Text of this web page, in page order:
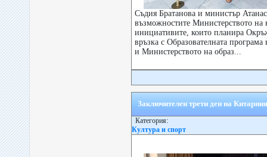
Съдия Братанова и министър
възможностите Министерството на
инициативите, които планира
връзка с Образователната
и Министерството на образ...
Заключителен трети ден на
Категория:
Култура и спорт